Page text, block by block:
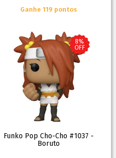
Ganhe 119 pontos
8%
OFF
Funko Pop Cho-Cho #1037 -
Boruto